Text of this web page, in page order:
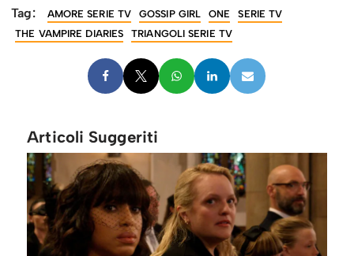
Tag: AMORE SERIE TV GOSSIP GIRL ONE
SERIE TV
THE VAMPIRE DIARIES
TRIANGOLI SERIE TV
Articoli Suggeriti